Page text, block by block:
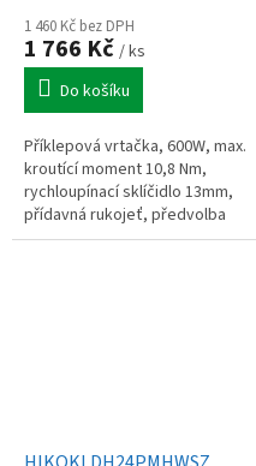
1 460 Kč bez DPH
1 766 Kč / ks
Do košíku
Příklepová vrtačka, 600W, max.
kroutící moment 10,8 Nm,
rychloupínací sklíčidlo 13mm,
přídavná rukojeť, předvolba
otáček, až 44800 úderů za